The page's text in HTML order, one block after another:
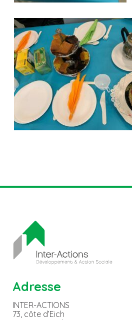
Adresse
INTER-ACTIONS
73, côte d’Eich